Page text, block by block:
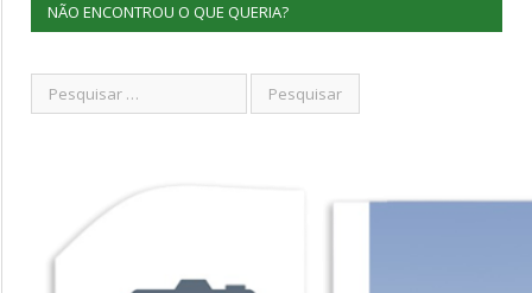
NÃO ENCONTROU O QUE QUERIA?